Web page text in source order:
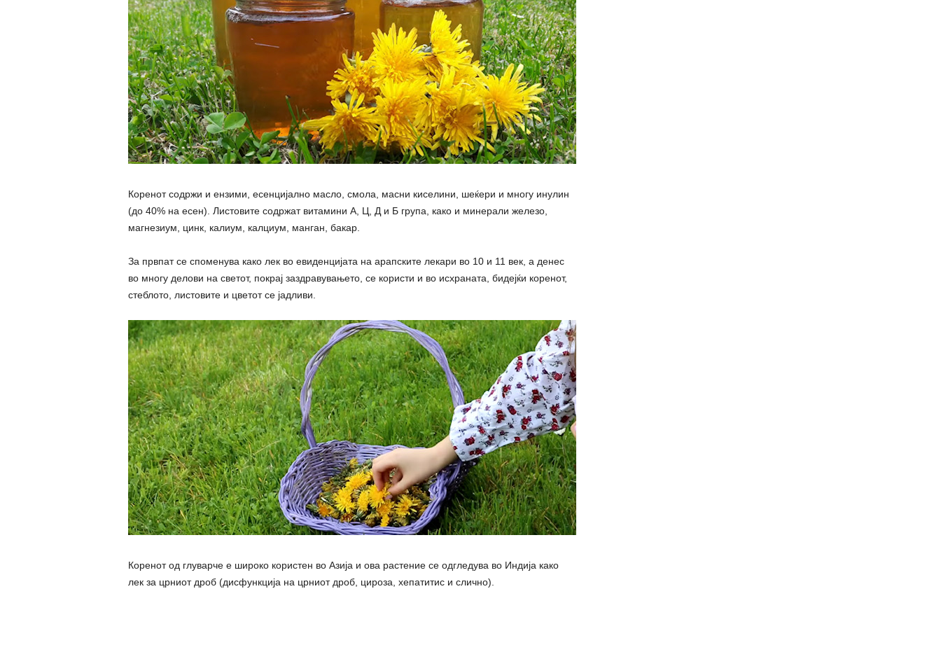
Коренот содржи и ензими, есенцијално масло, смола, масни киселини, шеќери и многу инулин
(до 40% на есен). Листовите содржат витамини А, Ц, Д и Б група, како и минерали железо,
магнезиум, цинк, калиум, калциум, манган, бакар.
За првпат се споменува како лек во евиденцијата на арапските лекари во 10 и 11 век, а денес
во многу делови на светот, покрај заздравувањето, се користи и во исхраната, бидејќи коренот,
стеблото, листовите и цветот се јадливи.
Коренот од глуварче е широко користен во Азија и ова растение се одгледува во Индија како
лек за црниот дроб (дисфункција на црниот дроб, цироза, хепатитис и слично).